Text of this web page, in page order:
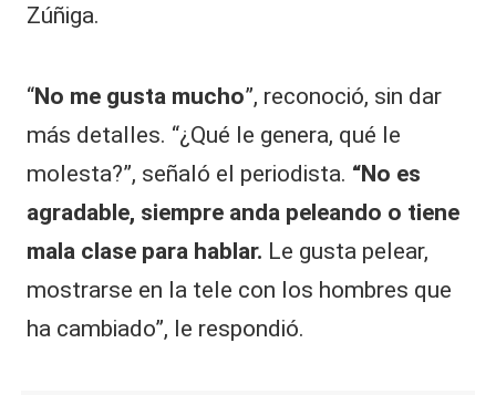
Zúñiga.
“No me gusta mucho”, reconoció, sin dar
más detalles. “¿Qué le genera, qué le
molesta?”, señaló el periodista. “No es
agradable, siempre anda peleando o tiene
mala clase para hablar. Le gusta pelear,
mostrarse en la tele con los hombres que
ha cambiado”, le respondió.